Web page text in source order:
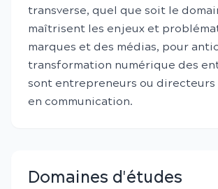
transverse, quel que soit le
maîtrisent les enjeux et
marques et des médias, pour
transformation numérique des
sont entrepreneurs ou
en communication.
Domaines d'études